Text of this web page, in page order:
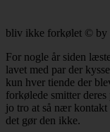
bliv ikke forkølet © by
For nogle år siden
lavet med par der
kun hver tiende der
forkølede smitter
jo tro at så nær
det gør den ikke.